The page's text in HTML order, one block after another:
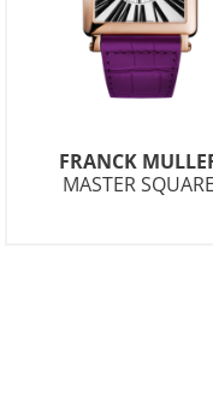
FRANCK MULLER
MASTER SQUARE